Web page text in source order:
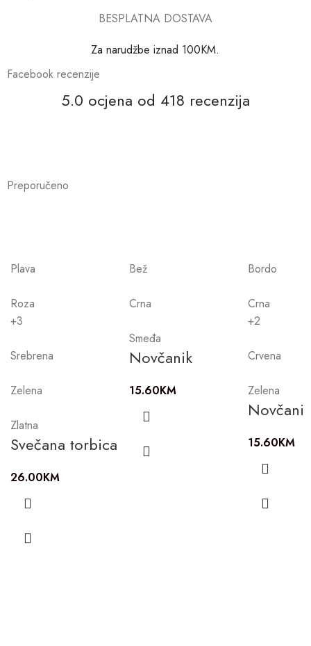
BESPLATNA DOSTAVA
Za narudžbe iznad 100KM.
Facebook recenzije
5.0 ocjena od 418 recenzija
Preporučeno
Plava
Roza
+3
Srebrena
Zelena
Zlatna
Svečana torbica
26.00KM
Bež
Crna
Smeđa
Novčanik
15.60KM
Bordo
Crna
+2
Crvena
Zelena
Novčanik
15.60KM